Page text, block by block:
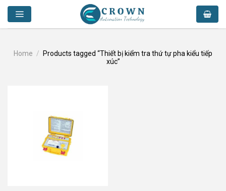
Skip
content
Home /
Products tagged “Thiết bị kiểm tra thứ tự pha kiểu tiếp
xúc”